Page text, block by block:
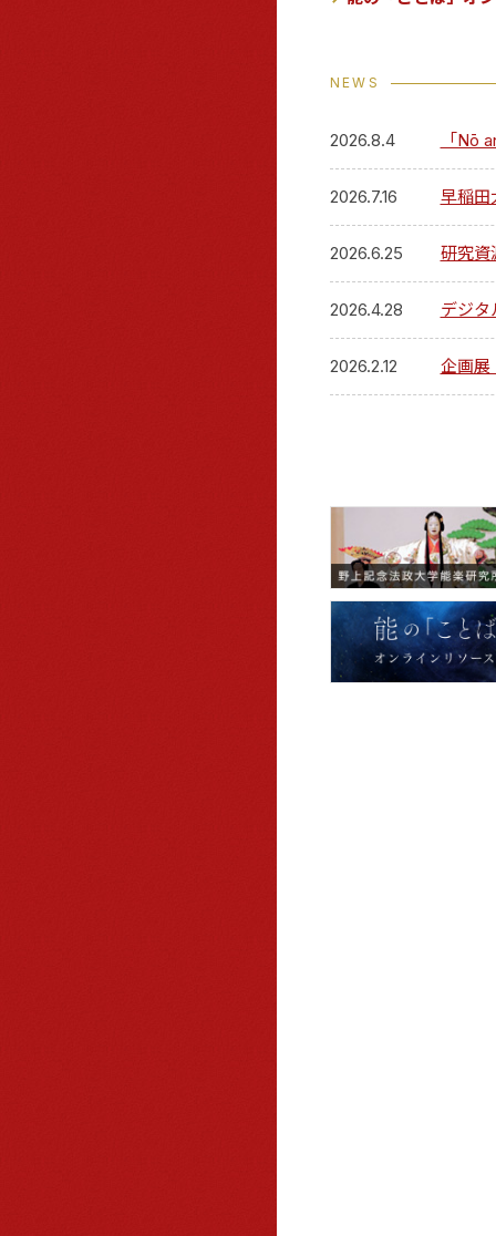
NEWS
2026.8.4 「Nō
2026.7.16 早稲田
2026.6.25 研究資
2026.4.28 デジ
2026.2.12 企画展